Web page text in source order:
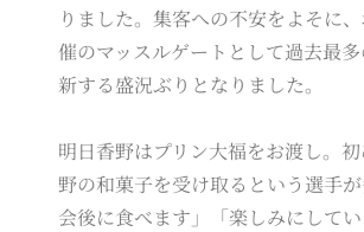
りました。集客への不安をよそに
催のマッスルゲートとして過去最
新する盛況ぶりとなりました。
明日香野はプリン大福をお渡し。
野の和菓子を受け取るという選手
会後に食べます」「楽しみにして